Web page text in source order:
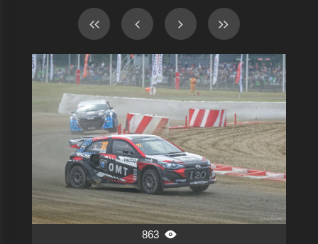
863 